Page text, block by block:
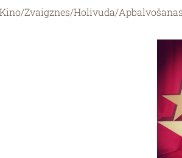
Kino/Zvaigznes/Holivuda/